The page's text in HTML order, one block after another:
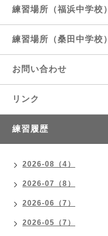
練習場所（福浜中学校）
練習場所（桑田中学校）
お問い合わせ
リンク
練習履歴
2026-08（4）
2026-07（8）
2026-06（7）
2026-05（7）